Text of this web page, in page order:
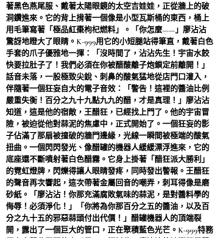
著黑色燕尾服、戴著太陽眼鏡的太空吉娃娃，正從牆上的破
洞鑽進來。它的背上揹著一個像是小型瓦斯桶的東西，桶上
用毛筆寫著「極品紅棗枸杞燃料」。「你怎麼——」廖沾沾
驚訝地瞪大了眼睛。K-999用它的小短腿站得筆直，戴著白色
手套的爪子優雅地一揮：「沒時間了，沾沾先生！宇宙水餃
快要拉肚子了！我們必須在你被醋酸離子炮鎖定前離開！」
話音未落，一股極致尖銳、刺鼻的酸氣猛地從店門口灌入，
伴隨著一個狂妄自大的電子音效：「警告！這裡的醬油比例
嚴重失衡！百分之九十九點九九的醋，才是真理！」廖沾沾
知道，這是他的宿敵，王醋狂，已經找上門了。他的宇宙冒
險，被迫從他對蒜泥的焦慮中，正式開始了。一個狂妄的影
子佔滿了那扇被撞破的牆門邊緣，光線一瞬間被極端的酸氣
扭曲。一個閃閃發光、像醋罐的機器人緩緩漂浮進來，它的
底座還不斷噴射著白色醋霧。它身上掛著「醋狂派大勝利」
的霓虹燈牌，閃爍得讓人眼睛發疼，同時發出警報。王醋狂
的聲音再次響起，這次帶著金屬回音的嘲弄，刺耳得像是磨
砂紙。「廖沾沾！你那充滿腐敗氣味的蒜泥，是對醬料學的
侮辱！必須淨化！」「你將為你那百分之五的醬油，以及百
分之九十五的邪惡蒜頭付出代價！」醋罐機器人的頂端裂
開，露出了一個巨大的管口，正在聚積藍色光芒。K-999特務